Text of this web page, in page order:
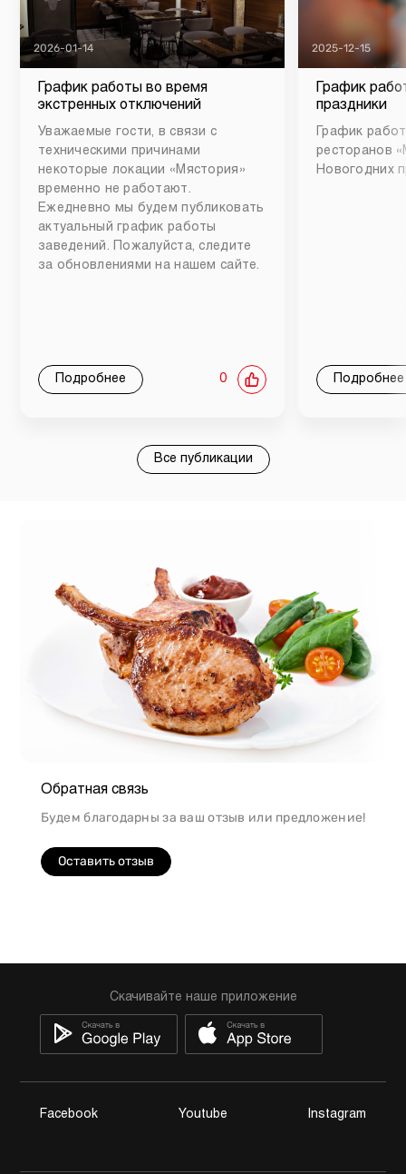
2026-01-14
График работы во время
экстренных отключений
Уважаемые гости, в связи с
техническими причинами
некоторые локации «Мястория»
временно не работают.
Ежедневно мы будем публиковать
актуальный график работы
заведений. Пожалуйста, следите
за обновлениями на нашем сайте.
Подробнее 0
2025-12-15
График
праздники
График
ресторанов
Новогодних
Подробнее
Все публикации
Обратная связь
Будем благодарны за ваш отзыв или предложение!
Оставить отзыв
Скачивайте наше приложение
Facebook Youtube Instagram